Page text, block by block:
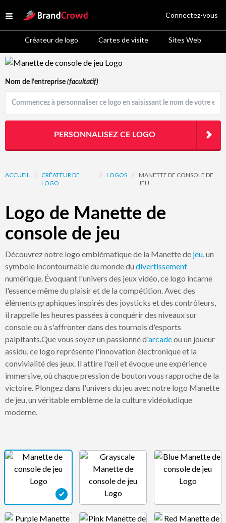
Open menu
Site Logo
Créateur de logo Cartes de visite Sites Web
Connectez-vous
Logo Template Preview
ACCUEIL // CRÉATEUR DE
LOGO
// LOGOS // MANETTE DE CONSOLE DE
JEU
Logo de Manette de
console de jeu
Découvrez notre logo emblématique de la Manette de jeu, un
symbole incontournable du monde du divertissement
numérique. Évoquant l'univers des jeux vidéo, ce logo incarne
l'essence même du plaisir et de la compétition. Avec des
éléments graphiques inspirés des joysticks et des contrôleurs,
il rappelle les heures passées à conquérir des niveaux sur
console ou à s'affronter dans des tournois d'esports
palpitants.Que vous soyez un passionné d'arcadeou un joueur
assidu, ce logo représente l'innovation électronique et la
convivialité des jeux. Il attire l'œil et évoque une expérience
immersive, où chaque pression de bouton vous rapproche de la
victoire. Plongez dans l'univers du jeu avec notre logo Manette
de jeu, un véritable emblème de la culture vidéoludique
moderne.
Nom de l’entreprise (facultatif)
PERSONNALISEZ CE LOGO